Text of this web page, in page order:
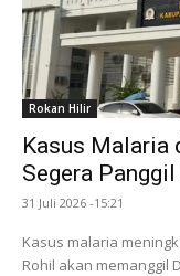
Rokan Hilir
Kasus Malaria
Segera
31 Juli 2026 -15:21
Kasus malaria
Rohil akan memanggil